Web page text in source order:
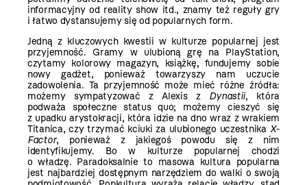
informacyjny od reality show itd., znamy też reguły gry
i łatwo dystansujemy się od popularnych form.
Jedną z kluczowych kwestii w kulturze popularnej jest
przyjemność. Gramy w ulubioną grę na PlayStation,
czytamy kolorowy magazyn, książkę, fundujemy sobie
nowy gadżet, ponieważ towarzyszy nam uczucie
zadowolenia. Ta przyjemność może mieć różne źródła:
możemy sympatyzować z Alexis z Dynastii, która
podważa społeczne status quo; możemy cieszyć się
z upadku arystokracji, która idzie na dno wraz z wrakiem
Titanica, czy trzymać kciuki za ulubionego uczestnikaX-
Factor, ponieważ z jakiegoś powodu się z nim
identyfikujemy. Bo w kulturze popularnej chodzi
o władzę. Paradoksalnie to masowa kultura popularna
jest najbardziej dostępnym narzędziem do walki o swoją